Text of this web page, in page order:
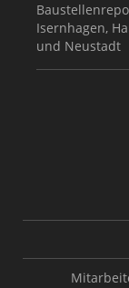
Isernhagen,
und Neustadt